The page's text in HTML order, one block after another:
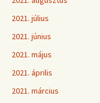
2021. július
2021. június
2021. május
2021. április
2021. március